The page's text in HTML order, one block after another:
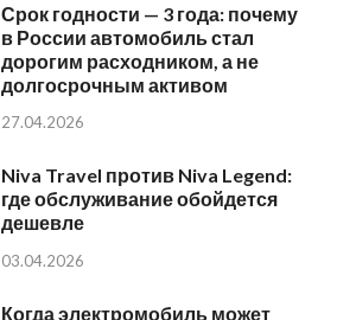
Срок годности — 3 года: почему
в России автомобиль стал
дорогим расходником, а не
долгосрочным активом
27.04.2026
Niva Travel против Niva Legend:
где обслуживание обойдется
дешевле
03.04.2026
Когда электромобиль может